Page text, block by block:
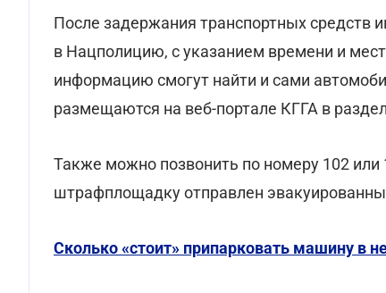
После задержания транспортных средств
в Нацполицию, с указанием времени и
информацию смогут найти и сами
размещаются на веб-портале КГГА в
Также можно позвонить по номеру 102
штрафплощадку отправлен
Сколько «стоит» припарковать машину в